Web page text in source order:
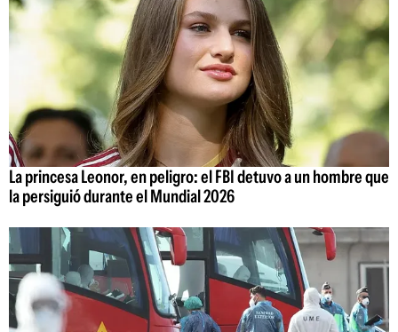
La princesa Leonor, en peligro: el FBI detuvo a un hombre que
la persiguió durante el Mundial 2026